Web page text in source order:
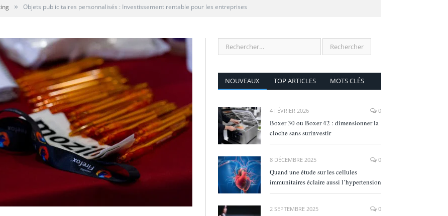
» Objets publicitaires personnalisés : Investissement rentable pour les entreprises
NOUVEAUX TOP ARTICLES MOTS CLÉS
4 FÉVRIER 2026 0
Boxer 30 ou Boxer 42 : dimensionner la
cloche sans surinvestir
8 DÉCEMBRE 2025 0
Quand une étude sur les cellules
immunitaires éclaire aussi l’hypertension
2 SEPTEMBRE 2025 0